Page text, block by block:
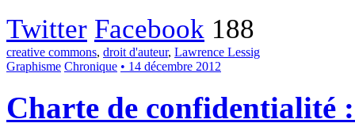
Twitter Facebook 188
creative commons, droit d'auteur, Lawrence Lessig
Graphisme Chronique • 14 décembre 2012
Charte de confidentialité